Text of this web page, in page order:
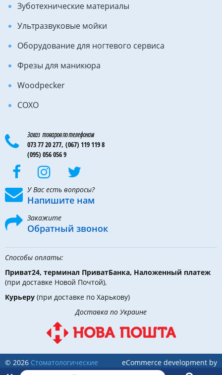
Зуботехнические материалы
Ультразвуковые мойки
Оборудование для ногтевого сервиса
Фрезы для маникюра
Woodpecker
COXO
Заказ товаров по телефонам
073 77 20 277, (067) 119 119 8
(095) 056 056 9
У Вас есть вопросы?
Напишите нам
Закажите
Обратный звонок
Способы оплаты:
Приват24, терминал ПриватБанка, Наложенный платеж
(при доставке Новой Почтой),
Курьеру (при доставке по Харькову)
Доставка по Украине
© 2026 Стоматологические
инструменты, материалы и
eCommerce development by